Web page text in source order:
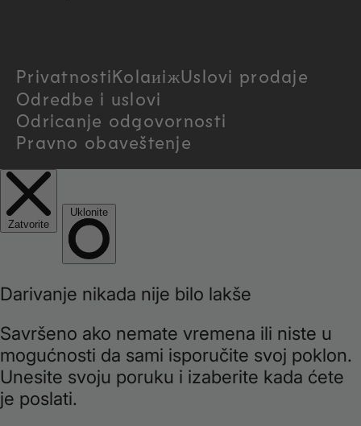
y
/
r
e
g
o
n
PrivatnostiKolaиiжUslovi prodaje
Odredbe i uslovi
Odricanje odgovornosti
Pravno obaveštenje